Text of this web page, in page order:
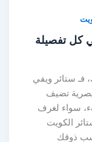
كل تفصيلة
فـ ستائر ويفي
تضيف
سواء لغرف
الكويت
ذوقك